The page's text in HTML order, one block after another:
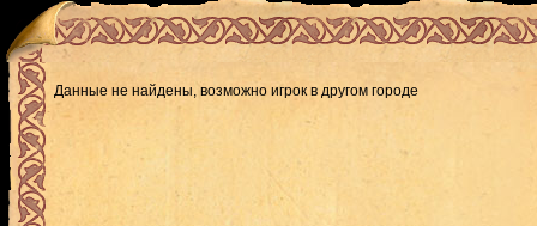
Данные не найдены, возможно игрок в другом городе